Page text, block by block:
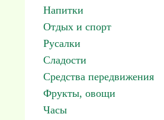
Напитки
Отдых и спорт
Русалки
Сладости
Средства передвижения
Фрукты, овощи
Часы